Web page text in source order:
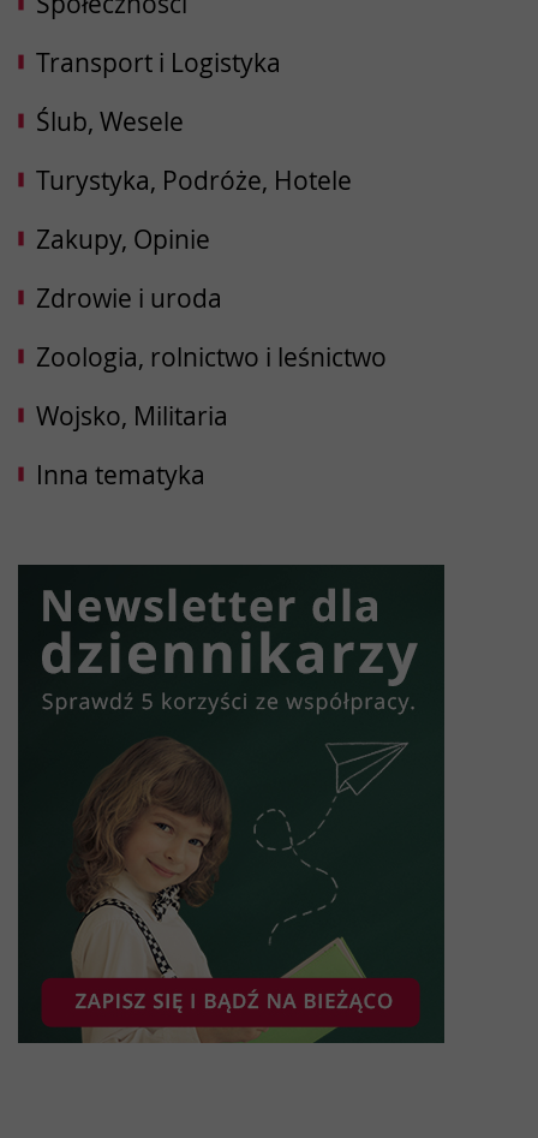
Transport i Logistyka
Ślub, Wesele
Turystyka, Podróże, Hotele
Zakupy, Opinie
Zdrowie i uroda
Zoologia, rolnictwo i leśnictwo
Wojsko, Militaria
Inna tematyka